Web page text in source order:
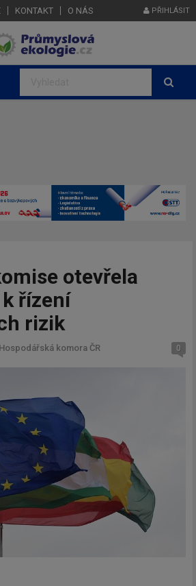
KONTAKT O NÁS PŘIHLÁSIT
otevřela
řízení
rizik
komora ČR 0